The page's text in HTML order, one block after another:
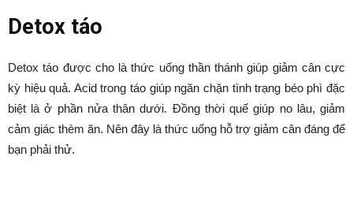
Detox táo
Detox táo được cho là thức uống thần thánh giúp giảm cân cực
kỳ hiệu quả. Acid trong táo giúp ngăn chặn tình trạng béo phì đặc
biệt là ở phần nửa thân dưới. Đồng thời quế giúp no lâu, giảm
cảm giác thèm ăn. Nên đây là thức uống hỗ trợ giảm cân đáng để
bạn phải thử.